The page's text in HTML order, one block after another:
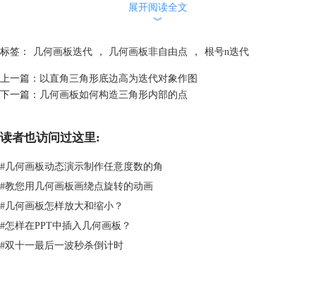
3.新建参数k，数值3，单位无。新建参数n，数值1，单位无。建立计
算“n+1”。使用文本工具，在空白处输入文本“
法”输入根号格式，在“？”处，点击“n+1”计算值，引入了动态的计算值，
显示为“
”。
展开阅读全文
︾
标签： 几何画板迭代 ， 几何画板非自由点 ， 根号n迭代
上一篇： 以直角三角形底边高为迭代对象作图
下一篇： 几何画板如何构造三角形内部的点
读者也访问过这里:
#几何画板动态演示制作任意度数的角
#教您用几何画板画绕点旋转的动画
#几何画板怎样放大和缩小？
#怎样在PPT中插入几何画板？
#双十一最后一波秒杀倒计时